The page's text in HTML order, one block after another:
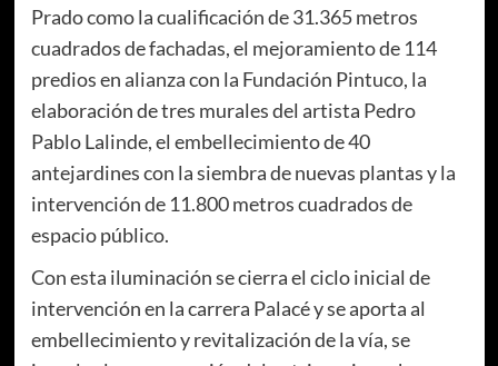
Prado como la cualificación de 31.365 metros
cuadrados de fachadas, el mejoramiento de 114
predios en alianza con la Fundación Pintuco, la
elaboración de tres murales del artista Pedro
Pablo Lalinde, el embellecimiento de 40
antejardines con la siembra de nuevas plantas y la
intervención de 11.800 metros cuadrados de
espacio público.
Con esta iluminación se cierra el ciclo inicial de
intervención en la carrera Palacé y se aporta al
embellecimiento y revitalización de la vía, se